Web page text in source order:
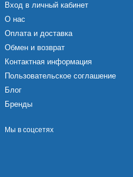
Вход в личный кабинет
О нас
Оплата и доставка
Обмен и возврат
Контактная информация
Пользовательское соглашение
Блог
Бренды
Мы в соцсетях